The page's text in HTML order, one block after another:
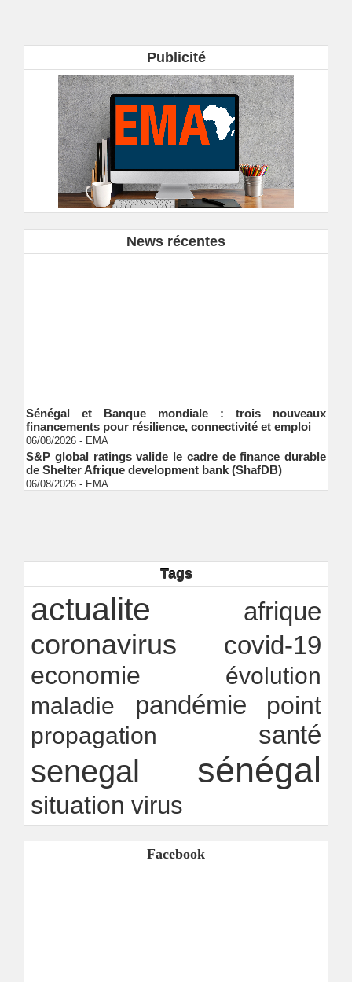
Publicité
News récentes
Sénégal et Banque mondiale : trois nouveaux
financements pour résilience, connectivité et emploi
06/08/2026 -EMA
S&P global ratings valide le cadre de finance durable
de Shelter Afrique development bank (ShafDB)
06/08/2026 -EMA
Industrialisation verte au Sénégal : comment
transparence locale, impact national
Ndakhté M. GAYE
innovation
24/07/2026 -Ndakhté M. GAYE
Tags
actualite afrique
coronavirus covid-19
economie
évolution
maladie
pandémie point
propagation santé
senegal sénégal
situation virus
Facebook